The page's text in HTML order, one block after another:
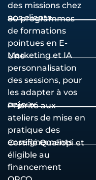
des missions chez
nos clients
80 programmes
de formations
pointues en E-
Marketing et IA
Une
personnalisation
des sessions, pour
les adapter à vos
enjeux
Priorité aux
ateliers de mise en
pratique des
enseignements
Certifié Qualiopi et
éligible au
financement